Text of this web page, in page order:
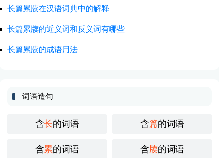
长篇累牍在汉语词典中的解释
长篇累牍的近义词和反义词有哪些
长篇累牍的成语用法
词语造句
含长的词语 含篇的词语
含累的词语 含牍的词语